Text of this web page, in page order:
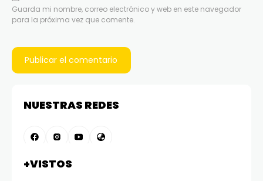
Guarda mi nombre, correo electrónico y web en este navegador
para la próxima vez que comente.
NUESTRAS REDES
+VISTOS